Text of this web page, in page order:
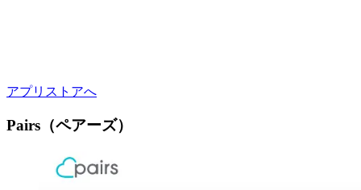
アプリストアへ
Pairs（ペアーズ）